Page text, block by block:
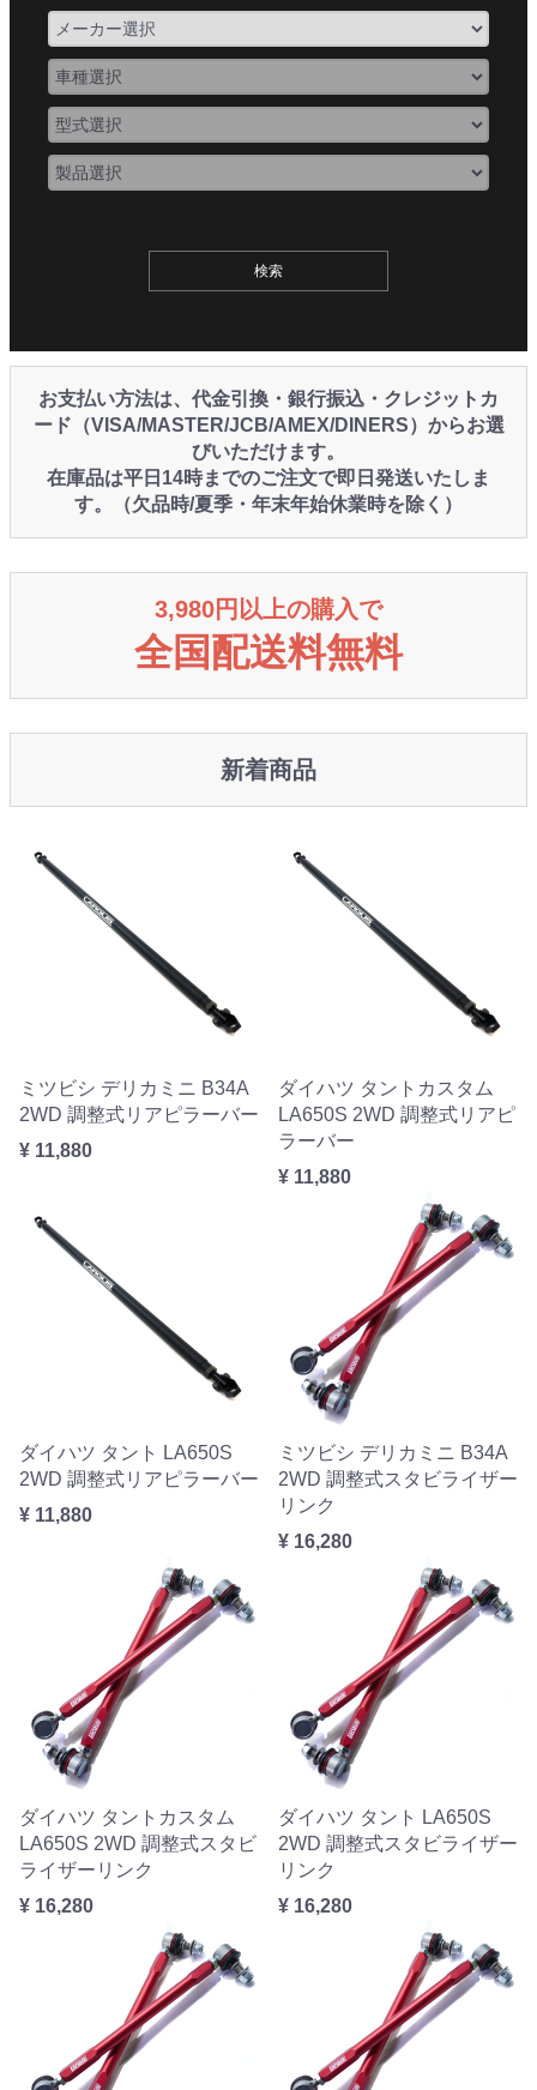
お支払い方法は、代金引換・銀行振込・クレジットカ
ード（VISA/MASTER/JCB/AMEX/DINERS）からお選
びいただけます。
在庫品は平日14時までのご注文で即日発送いたしま
す。（欠品時/夏季・年末年始休業時を除く）
3,980円以上の購入で
全国配送料無料
新着商品
ミツビシ デリカミニ B34A
2WD 調整式リアピラーバー
¥ 11,880
ダイハツ タントカスタム
LA650S 2WD 調整式リアピ
ラーバー
¥ 11,880
ダイハツ タント LA650S
2WD 調整式リアピラーバー
¥ 11,880
ミツビシ デリカミニ B34A
2WD 調整式スタビライザー
リンク
¥ 16,280
ダイハツ タントカスタム
LA650S 2WD 調整式スタビ
ライザーリンク
¥ 16,280
ダイハツ タント LA650S
2WD 調整式スタビライザー
リンク
¥ 16,280